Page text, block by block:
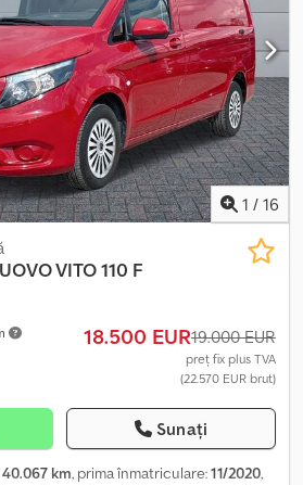
1 / 16
VITO 110 F
18.500 EUR19.000 EUR
preț fix plus TVA
(22.570 EUR brut)
Sunați
40.067 km, prima înmatriculare:11/2020,